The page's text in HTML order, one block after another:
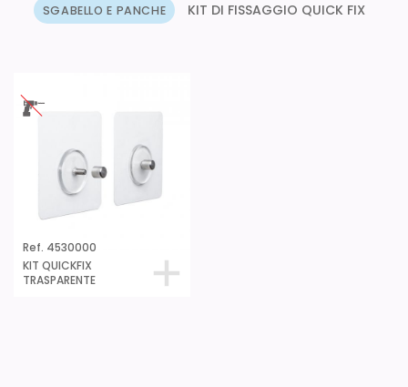
SGABELLO E PANCHE
KIT DI FISSAGGIO QUICK FIX
Ref. 4530000
KIT QUICKFIX
TRASPARENTE